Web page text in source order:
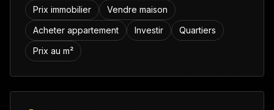
Prix immobilier
Vendre maison
Acheter appartement
Investir
Quartiers
Prix au m²